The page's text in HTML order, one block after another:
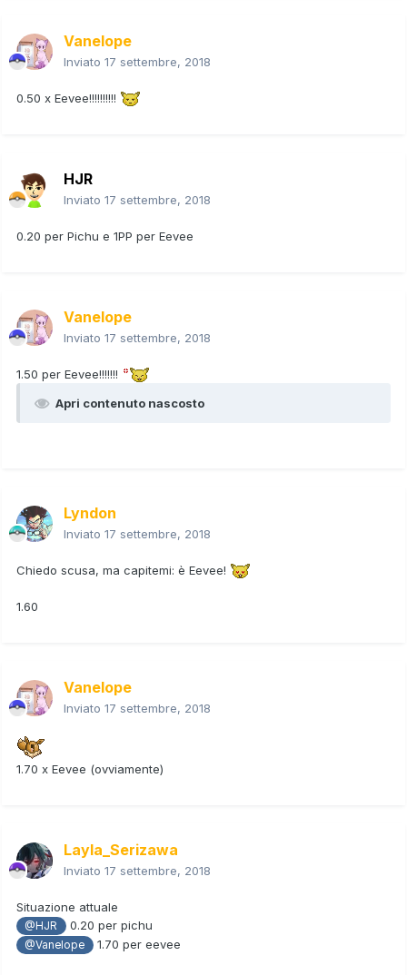
Vanelope
Inviato 17 settembre, 2018
0.50 x Eevee!!!!!!!!!!
HJR
Inviato 17 settembre, 2018
0.20 per Pichu e 1PP per Eevee
Vanelope
Inviato 17 settembre, 2018
1.50 per Eevee!!!!!!!
Apri contenuto nascosto
Lyndon
Inviato 17 settembre, 2018
Chiedo scusa, ma capitemi: è Eevee!
1.60
Vanelope
Inviato 17 settembre, 2018
1.70 x Eevee (ovviamente)
Layla_Serizawa
Inviato 17 settembre, 2018
Situazione attuale
@HJR 0.20 per pichu
@Vanelope 1.70 per eevee